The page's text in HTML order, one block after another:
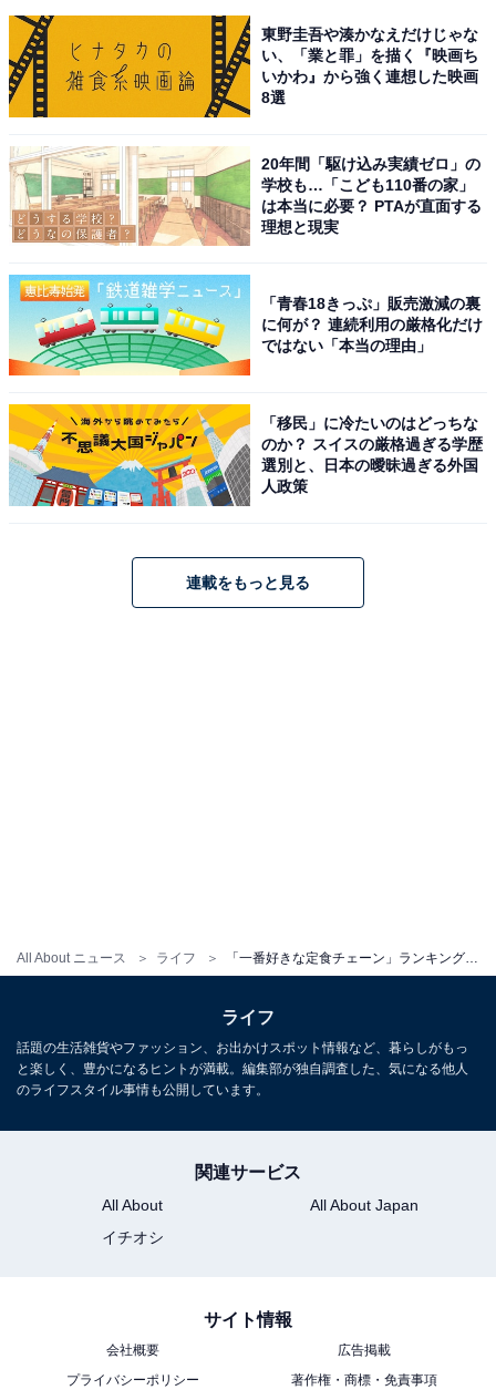
All About ニュース ライフ
東野圭吾や湊かなえだけじゃな
い、「業と罪」を描く『映画ち
いかわ』から強く連想した映画
8選
20年間「駆け込み実績ゼロ」の
学校も…「こども110番の家」
は本当に必要？ PTAが直面する
理想と現実
「青春18きっぷ」販売激減の裏
に何が？ 連続利用の厳格化だけ
ではない「本当の理由」
「移民」に冷たいのはどっちな
のか？ スイスの厳格過ぎる学歴
選別と、日本の曖昧過ぎる外国
人政策
連載をもっと見る
ライフ
話題の生活雑貨やファッション、お出かけスポット情報など、暮らしがもっ
と楽しく、豊かになるヒントが満載。編集部が独自調査した、気になる他人
のライフスタイル事情も公開しています。
関連サービス
All About
All About Japan
イチオシ
サイト情報
会社概要
広告掲載
プライバシーポリシー
著作権・商標・免責事項